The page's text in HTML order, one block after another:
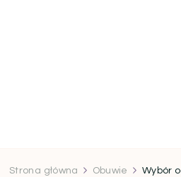
Strona główna Obuwie Wybór